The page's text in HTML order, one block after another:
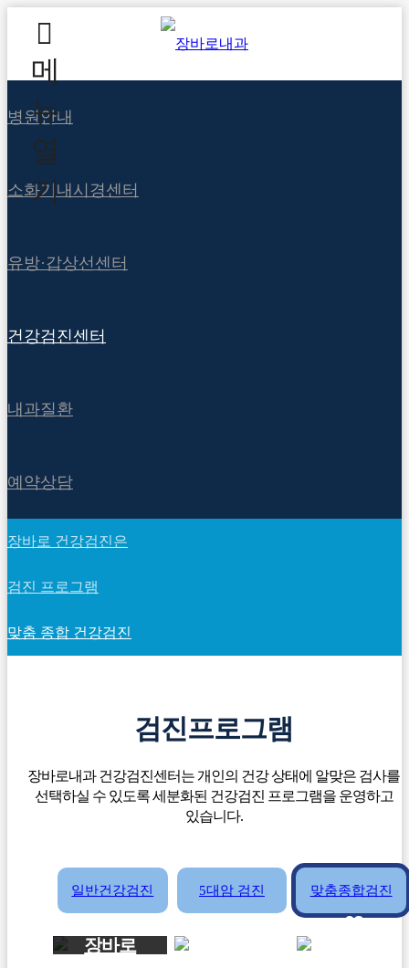
메
뉴
열
기
병원안내
소화기내시경센터
유방·갑상선센터
건강검진센터
내과질환
예약상담
장바로 건강검진은
검진 프로그램
맞춤 종합 건강검진
검진프로그램
장바로내과 건강검진센터는 개인의 건강 상태에 알맞은 검사를
선택하실 수 있도록 세분화된 건강검진 프로그램을 운영하고
있습니다.
일반건강검진 5대암 검진 맞춤종합검진
장바로
03